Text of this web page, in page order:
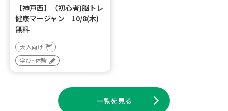
【神戸西】（初心者)脳トレ
健康マージャン 10/8(木)
無料
大人向け
学び・体験
一覧を見る